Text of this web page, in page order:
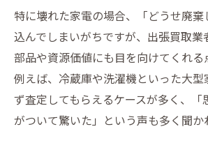
特に壊れた家電の場合、「どうせ廃
込んでしまいがちですが、出張買取業
部品や資源価値にも目を向けてくれる
例えば、冷蔵庫や洗濯機といった大
ず査定してもらえるケースが多く、「
がついて驚いた」という声も多く聞か